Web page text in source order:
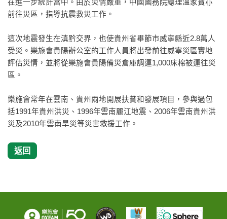
在進一步統計當中。由於災情嚴重，中國國務院總理溫家寶亦
前往災區，指導抗震救災工作。
這次地震發生在滇黔交界，也使貴州省畢節市威寧縣近2.8萬人
受災。樂施會貴陽辦公室的工作人員將出發前往威寧災區實地
評估災情，並將從樂施會貴陽備災倉庫調運1,000床棉被運往災
區。
樂施會常年在雲南、貴州兩地開展扶貧和發展項目，參與過包
括1991年貴州洪災、1996年雲南麗江地震、2006年雲南貴州洪
災及2010年雲南旱災等災害救援工作。
返回